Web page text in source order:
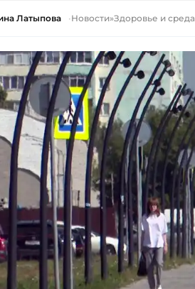
Латыпова Новости»Здоровье и среда